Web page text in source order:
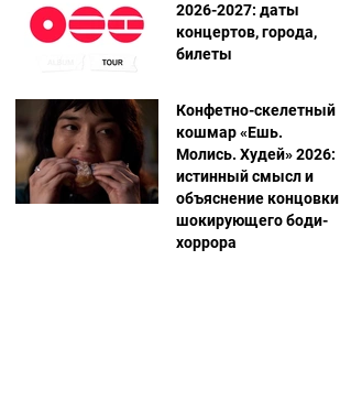
2026-2027: даты
концертов, города,
билеты
Конфетно-скелетный
кошмар «Ешь.
Молись. Худей» 2026:
истинный смысл и
объяснение концовки
шокирующего боди-
хоррора